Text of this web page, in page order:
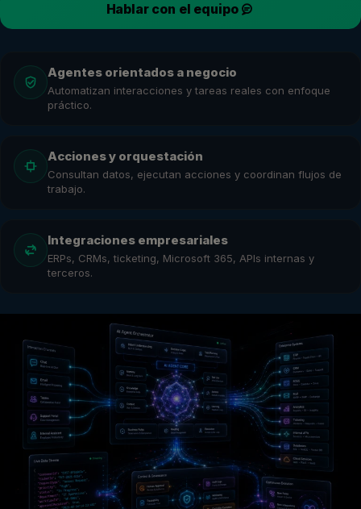
Hablar con el equipo
Agentes orientados a negocio
Automatizan interacciones y tareas reales con enfoque
práctico.
Acciones y orquestación
Consultan datos, ejecutan acciones y coordinan flujos de
trabajo.
Integraciones empresariales
ERPs, CRMs, ticketing, Microsoft 365, APIs internas y
terceros.